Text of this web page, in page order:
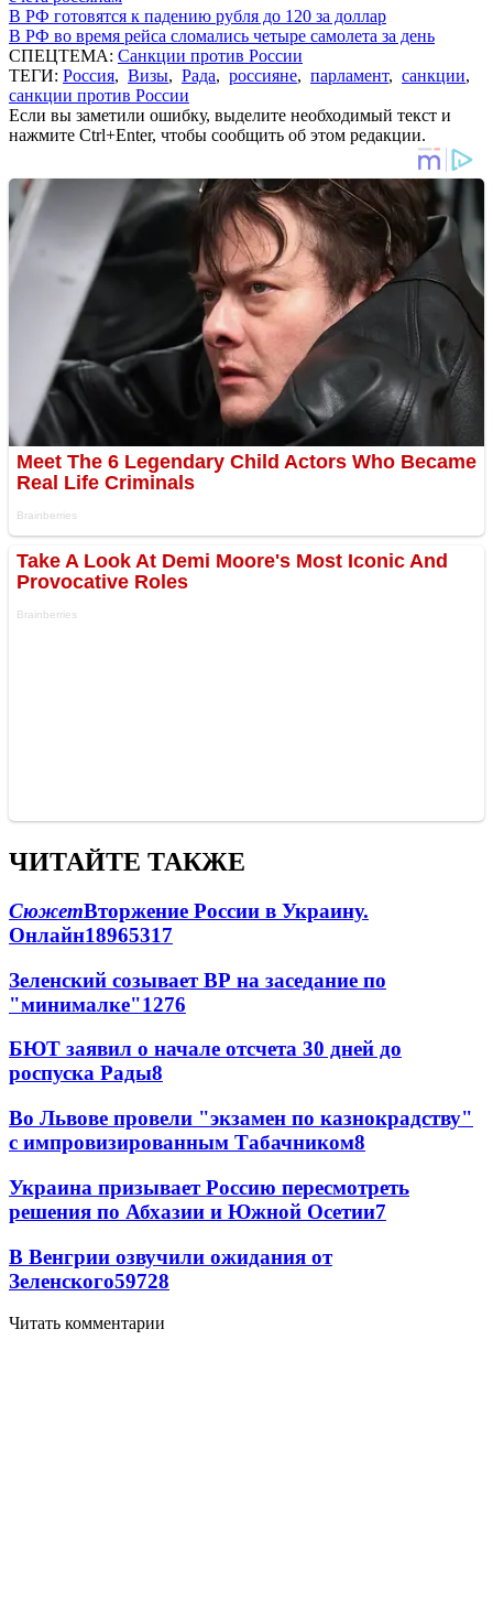
В РФ готовятся к падению рубля до 120 за доллар
В РФ во время рейса сломались четыре самолета за день
СПЕЦТЕМА: Санкции против России
ТЕГИ: Россия, Визы, Рада, россияне, парламент, санкции,
санкции против России
Если вы заметили ошибку, выделите необходимый текст и
нажмите Ctrl+Enter, чтобы сообщить об этом редакции.
ЧИТАЙТЕ ТАКЖЕ
СюжетВторжение России в Украину.
Онлайн18965317
Зеленский созывает ВР на заседание по
"минималке"1276
БЮТ заявил о начале отсчета 30 дней до
роспуска Рады8
Во Львове провели "экзамен по казнокрадству"
с импровизированным Табачником8
Украина призывает Россию пересмотреть
решения по Абхазии и Южной Осетии7
В Венгрии озвучили ожидания от
Зеленского59728
Читать комментарии